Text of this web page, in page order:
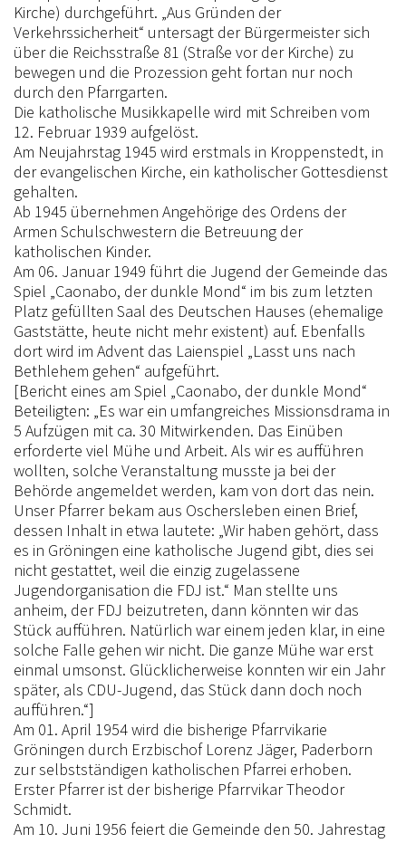
Kirche) durchgeführt. „Aus Gründen der
Verkehrssicherheit“ untersagt der Bürgermeister sich
über die Reichsstraße 81 (Straße vor der Kirche) zu
bewegen und die Prozession geht fortan nur noch
durch den Pfarrgarten.
Die katholische Musikkapelle wird mit Schreiben vom
12. Februar 1939 aufgelöst.
Am Neujahrstag 1945 wird erstmals in Kroppenstedt, in
der evangelischen Kirche, ein katholischer Gottesdienst
gehalten.
Ab 1945 übernehmen Angehörige des Ordens der
Armen Schulschwestern die Betreuung der
katholischen Kinder.
Am 06. Januar 1949 führt die Jugend der Gemeinde das
Spiel „Caonabo, der dunkle Mond“ im bis zum letzten
Platz gefüllten Saal des Deutschen Hauses (ehemalige
Gaststätte, heute nicht mehr existent) auf. Ebenfalls
dort wird im Advent das Laienspiel „Lasst uns nach
Bethlehem gehen“ aufgeführt.
[Bericht eines am Spiel „Caonabo, der dunkle Mond“
Beteiligten: „Es war ein umfangreiches Missionsdrama in
5 Aufzügen mit ca. 30 Mitwirkenden. Das Einüben
erforderte viel Mühe und Arbeit. Als wir es aufführen
wollten, solche Veranstaltung musste ja bei der
Behörde angemeldet werden, kam von dort das nein.
Unser Pfarrer bekam aus Oschersleben einen Brief,
dessen Inhalt in etwa lautete: „Wir haben gehört, dass
es in Gröningen eine katholische Jugend gibt, dies sei
nicht gestattet, weil die einzig zugelassene
Jugendorganisation die FDJ ist.“ Man stellte uns
anheim, der FDJ beizutreten, dann könnten wir das
Stück aufführen. Natürlich war einem jeden klar, in eine
solche Falle gehen wir nicht. Die ganze Mühe war erst
einmal umsonst. Glücklicherweise konnten wir ein Jahr
später, als CDU-Jugend, das Stück dann doch noch
aufführen.“]
Am 01. April 1954 wird die bisherige Pfarrvikarie
Gröningen durch Erzbischof Lorenz Jäger, Paderborn
zur selbstständigen katholischen Pfarrei erhoben.
Erster Pfarrer ist der bisherige Pfarrvikar Theodor
Schmidt.
Am 10. Juni 1956 feiert die Gemeinde den 50. Jahrestag